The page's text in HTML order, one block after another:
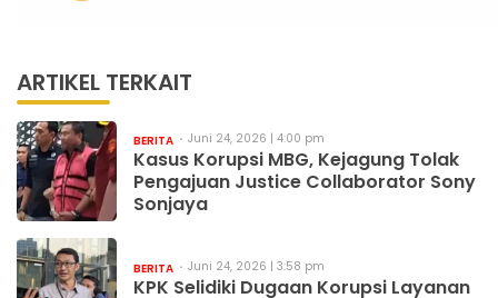
ARTIKEL TERKAIT
BERITA Juni 24, 2026 | 4:00 pm
Kasus Korupsi MBG, Kejagung Tolak
Pengajuan Justice Collaborator Sony
Sonjaya
BERITA Juni 24, 2026 | 3:58 pm
KPK Selidiki Dugaan Korupsi Layanan